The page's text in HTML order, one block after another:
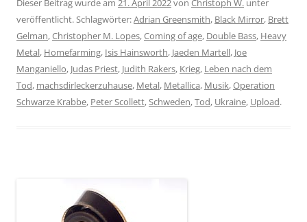
Dieser Beitrag wurde am 21. April 2022von Christoph W. unter
veröffentlicht. Schlagwörter:Adrian Greensmith, Black Mirror, Brett
Gelman,Christopher M. Lopes,Coming of age, Double Bass, Heavy
Metal, Homefarming, Isis Hainsworth, Jaeden Martell, Joe
Manganiello, Judas Priest, Judith Rakers, Krieg, Leben nach dem
Tod, machsdirleckerzuhause, Metal, Metallica, Musik,Operation
Schwarze Krabbe, Peter Scollett,Schweden,Tod, Ukraine, Upload.